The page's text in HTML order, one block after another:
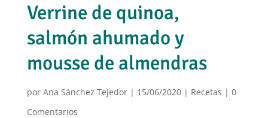
Verrine de quinoa,
salmón ahumado y
mousse de almendras
por Ana Sánchez Tejedor| 15/06/2020 | Recetas | 0
Comentarios